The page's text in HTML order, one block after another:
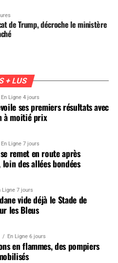
de Trump, décroche le ministère
+ LUS
En Ligne 4 jours
ses premiers résultats avec
à moitié prix
En Ligne 7 jours
remet en route après
loin des allées bondées
Ligne 7 jours
vide déjà le Stade de
les Bleus
En Ligne 6 jours
en flammes, des pompiers